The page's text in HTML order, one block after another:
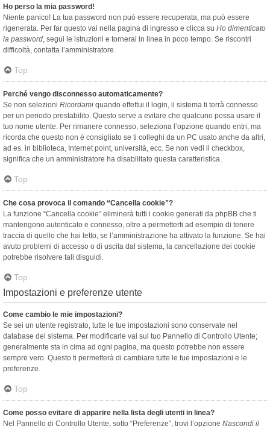
Ho perso la mia password!
Niente panico! La tua password non può essere recuperata, ma può essere
rigenerata. Per far questo vai nella pagina di ingresso e clicca su Ho dimenticato
la password, segui le istruzioni e tornerai in linea in poco tempo. Se riscontri
difficoltà, contatta l’amministratore.
Top
Perché vengo disconnesso automaticamente?
Se non selezioni Ricordami quando effettui il login, il sistema ti terrà connesso
per un periodo prestabilito. Questo serve a evitare che qualcuno possa usare il
tuo nome utente. Per rimanere connesso, seleziona l’opzione quando entri, ma
ricorda che questo non è consigliato se ti colleghi da un PC usato anche da altri,
ad es. in biblioteca, Internet point, università, ecc. Se non vedi il checkbox,
significa che un amministratore ha disabilitato questa caratteristica.
Top
Che cosa provoca il comando “Cancella cookie”?
La funzione “Cancella cookie” eliminerà tutti i cookie generati da phpBB che ti
mantengono autenticato e connesso, oltre a permetterti ad esempio di tenere
traccia di quello che hai letto, se l’amministrazione ha attivato la funzione. Se hai
avuto problemi di accesso o di uscita dal sistema, la cancellazione dei cookie
potrebbe risolvere tali disguidi.
Top
Impostazioni e preferenze utente
Come cambio le mie impostazioni?
Se sei un utente registrato, tutte le tue impostazioni sono conservate nel
database del sistema. Per modificarle vai sul tuo Pannello di Controllo Utente;
generalmente sta in cima ad ogni pagina, ma questo potrebbe non essere
sempre vero. Questo ti permetterà di cambiare tutte le tue impostazioni e le
preferenze.
Top
Come posso evitare di apparire nella lista degli utenti in linea?
Nel Pannello di Controllo Utente, sotto “Preferenze”, trovi l’opzione Nascondi il